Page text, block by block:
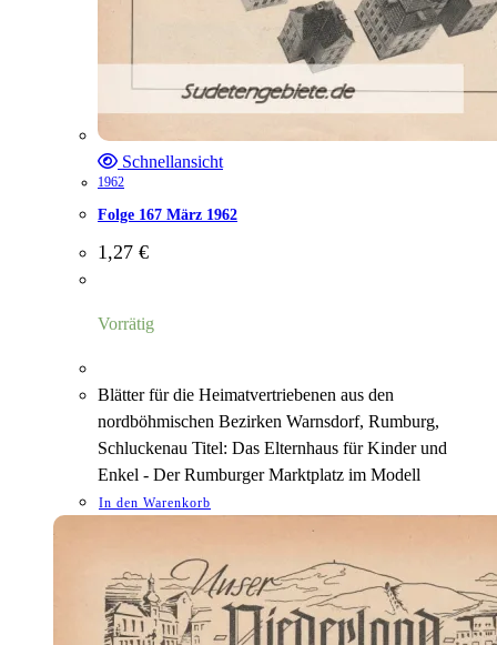
Schnellansicht
1962
Folge 167 März 1962
1,27 €
Vorrätig
Blätter für die Heimatvertriebenen aus den
nordböhmischen Bezirken Warnsdorf, Rumburg,
Schluckenau Titel: Das Elternhaus für Kinder und
Enkel - Der Rumburger Marktplatz im Modell
In den Warenkorb